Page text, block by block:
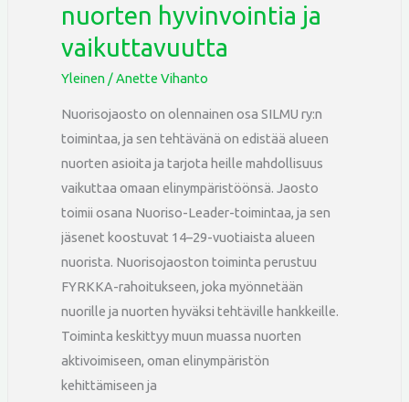
nuorten hyvinvointia ja
vaikuttavuutta
Yleinen /Anette Vihanto
Nuorisojaosto on olennainen osa SILMU ry:n
toimintaa, ja sen tehtävänä on edistää alueen
nuorten asioita ja tarjota heille mahdollisuus
vaikuttaa omaan elinympäristöönsä. Jaosto
toimii osana Nuoriso-Leader-toimintaa, ja sen
jäsenet koostuvat 14–29-vuotiaista alueen
nuorista. Nuorisojaoston toiminta perustuu
FYRKKA-rahoitukseen, joka myönnetään
nuorille ja nuorten hyväksi tehtäville hankkeille.
Toiminta keskittyy muun muassa nuorten
aktivoimiseen, oman elinympäristön
kehittämiseen ja